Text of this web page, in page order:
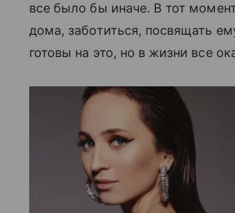
все было бы иначе. В тот
дома, заботиться, посвящать
готовы на это, но в жизни все